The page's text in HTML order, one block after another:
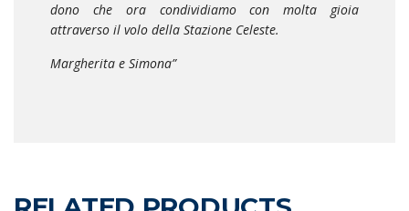
dono che ora condividiamo con molta gioia
attraverso il volo della Stazione Celeste.
Margherita e Simona”